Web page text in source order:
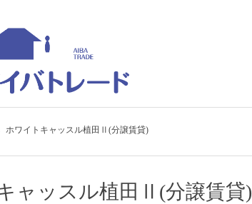
ホワイトキャッスル植田Ⅱ(分譲賃貸)
ャッスル植田Ⅱ(分譲賃貸)